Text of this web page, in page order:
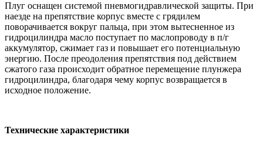
Плуг оснащен системой пневмогидравлической защиты. При
наезде на препятствие корпус вместе с грядилем
поворачивается вокруг пальца, при этом вытесненное из
гидроцилиндра масло поступает по маслопроводу в п/г
аккумулятор, сжимает газ и повышает его потенциальную
энергию. После преодоления препятствия под действием
сжатого газа происходит обратное перемещение плунжера
гидроцилиндра, благодаря чему корпус возвращается в
исходное положение.
Технические характеристики